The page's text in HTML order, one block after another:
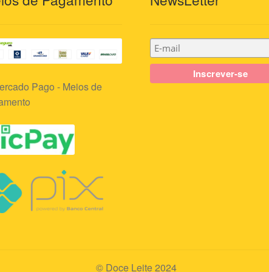
© Doce Leite 2024